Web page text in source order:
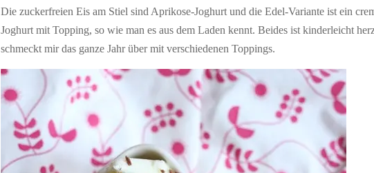
Die zuckerfreien Eis am Stiel sind Aprikose-Joghurt und die Edel-Variante ist ein
Joghurt mit Topping, so wie man es aus dem Laden kennt. Beides ist kinderleicht
schmeckt mir das ganze Jahr über mit verschiedenen Toppings.